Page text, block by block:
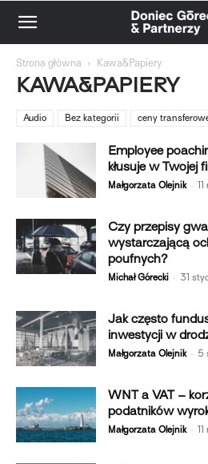
Strona główna Kawa&Papiery
KAWA&PAPIERY
Audio Bez kategorii ceny
Employee
kłusuje w Twojej
Małgorzata Olejnik -
Czy przepisy
wystarczającą
poufnych?
Michał Górecki - 31
Jak często
inwestycji w
Małgorzata Olejnik - 5
WNT a VAT –
podatników
Małgorzata Olejnik -